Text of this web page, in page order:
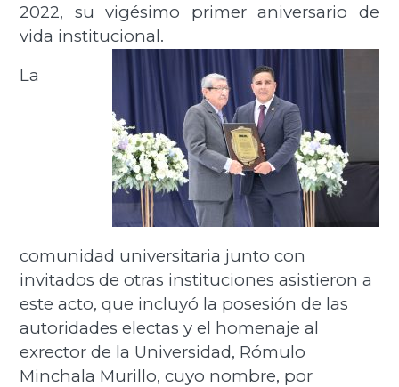
2022, su vigésimo primer aniversario de
vida institucional.
La
comunidad universitaria junto con
invitados de otras instituciones asistieron a
este acto, que incluyó la posesión de las
autoridades electas y el homenaje al
exrector de la Universidad, Rómulo
Minchala Murillo, cuyo nombre, por